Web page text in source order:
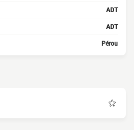
ADT
ADT
Pérou